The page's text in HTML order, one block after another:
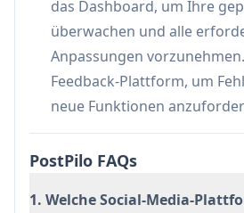
Nachteile
Push-
Entwicklung
Derzeit auf sechs soziale
Einige erweiterte
das Dashboard, um Ihre
überwachen und alle
Anpassungen
Feedback-Plattform, um
neue Funktionen
PostPilo FAQs
1. Welche Social-Media-